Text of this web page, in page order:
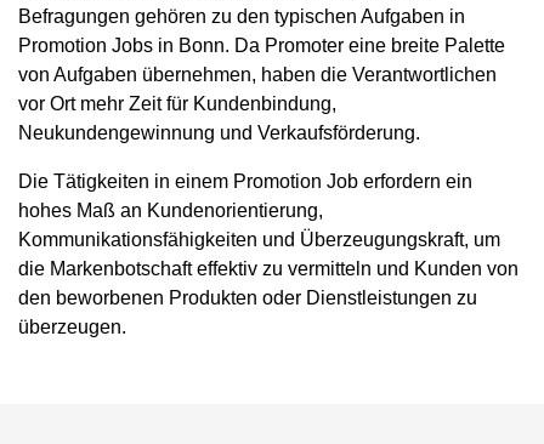
Befragungen gehören zu den typischen Aufgaben in
Promotion Jobs in Bonn. Da Promoter eine breite Palette
von Aufgaben übernehmen, haben die Verantwortlichen
vor Ort mehr Zeit für Kundenbindung,
Neukundengewinnung und Verkaufsförderung.
Die Tätigkeiten in einem Promotion Job erfordern ein
hohes Maß an Kundenorientierung,
Kommunikationsfähigkeiten und Überzeugungskraft, um
die Markenbotschaft effektiv zu vermitteln und Kunden von
den beworbenen Produkten oder Dienstleistungen zu
überzeugen.